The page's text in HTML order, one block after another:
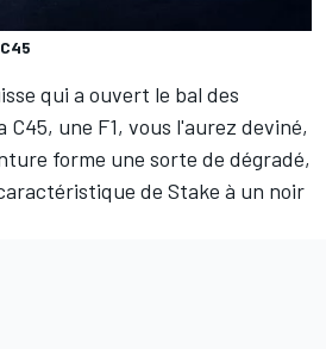
qui a ouvert le bal des
une F1, vous l'aurez deviné,
forme une sorte de dégradé,
de Stake à un noir